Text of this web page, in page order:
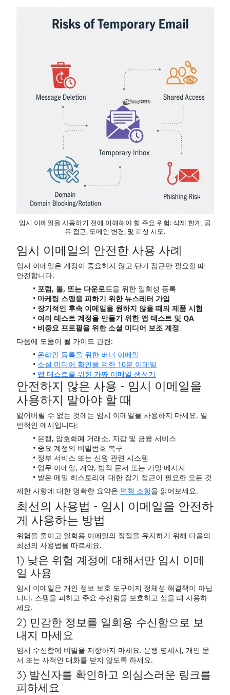
임시 이메일을 사용하기 전에 이해해야 할 주요 위험: 삭제 한계, 공
유 접근, 도메인 변경, 및 피싱 시도.
임시 이메일의 안전한 사용 사례
임시 이메일은 계정이 중요하지 않고 단기 접근만 필요할 때
안전합니다.
포럼, 툴, 또는 다운로드을 위한 일회성 등록
마케팅 스팸을 피하기 위한 뉴스레터 가입
장기적인 후속 이메일을 원하지 않을 때의 제품 시험
여러 테스트 계정을 만들기 위한 앱 테스트 및 QA
비중요 프로필을 위한 소셜 미디어 보조 계정
다음에 도움이 될 가이드 관련:
온라인 등록을 위한 버너 이메일
소셜 미디어 확인을 위한 10분 이메일
앱 테스트를 위한 가짜 이메일 생성기
안전하지 않은 사용 - 임시 이메일을
사용하지 말아야 할 때
잃어버릴 수 없는 것에는 임시 이메일을 사용하지 마세요. 일
반적인 예시입니다:
은행, 암호화폐 거래소, 지갑 및 금융 서비스
중요 계정의 비밀번호 복구
정부 서비스 또는 신원 관련 시스템
업무 이메일, 계약, 법적 문서 또는 기밀 메시지
받은 메일 히스토리에 대한 장기 접근이 필요한 모든 것
제한 사항에 대한 명확한 요약은 면책 조항을 읽어보세요.
최선의 사용법 - 임시 이메일을 안전하
게 사용하는 방법
위험을 줄이고 일회용 이메일의 장점을 유지하기 위해 다음의
최선의 사용법을 따르세요.
1) 낮은 위험 계정에 대해서만 임시 이메
일 사용
임시 이메일은 개인 정보 보호 도구이지 정체성 해결책이 아닙
니다. 스팸을 피하고 주요 수신함을 보호하고 싶을 때 사용하
세요.
2) 민감한 정보를 일회용 수신함으로 보
내지 마세요
임시 수신함에 비밀을 저장하지 마세요. 은행 명세서, 개인 문
서 또는 사적인 대화를 받지 않도록 하세요.
3) 발신자를 확인하고 의심스러운 링크를
피하세요